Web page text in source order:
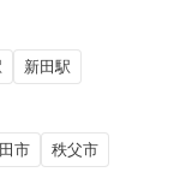
新田駅
市
秩父市